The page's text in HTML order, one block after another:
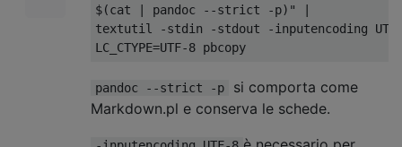
$(cat | pandoc --strict -p)" |
textutil -stdin -stdout -inputencoding
pandoc --strict -p
si comporta come
Markdown.pl e conserva le schede.